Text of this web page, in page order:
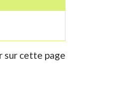
sur cette page